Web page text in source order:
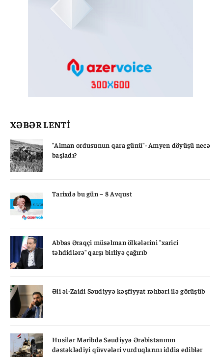
XƏBƏR LENTİ
"Alman ordusunun qara günü"- Amyen döyüşü necə
başladı?
Tarixdə bu gün – 8 Avqust
Abbas Əraqçi müsəlman ölkələrini "xarici
təhdidlərə" qarşı birliyə çağırıb
Əli əl-Zaidi Səudiyyə kəşfiyyat rəhbəri ilə görüşüb
Husilər Məribdə Səudiyyə Ərəbistanının
dəstəklədiyi qüvvələri vurduqlarını iddia ediblər